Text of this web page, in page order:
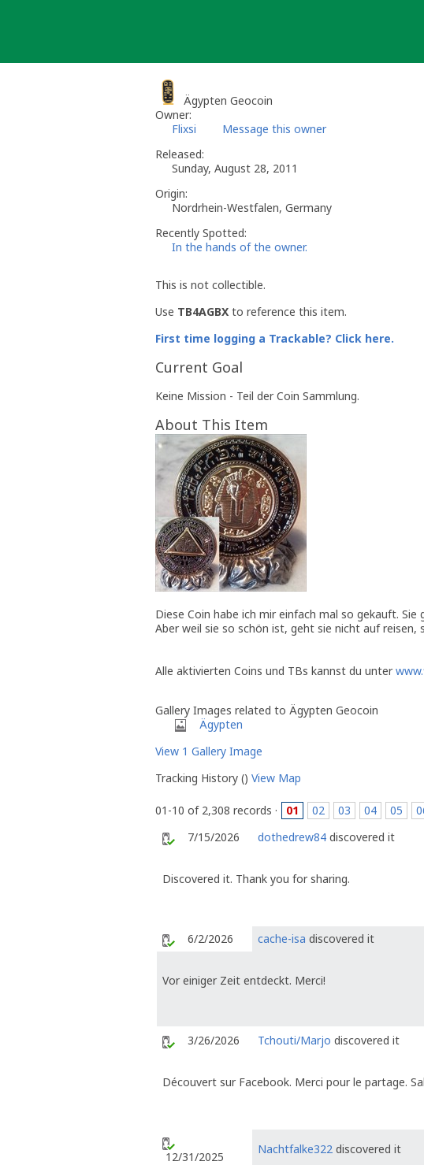
Ägypten Geocoin
Owner:
Flixsi
Message this owner
Released:
Sunday, August 28, 2011
Origin:
Nordrhein-Westfalen, Germany
Recently Spotted:
In the hands of the owner.
This is not collectible.
Use TB4AGBX to reference this item.
First time logging a Trackable? Click here.
Current Goal
Keine Mission - Teil der Coin Sammlung.
About This Item
Diese Coin habe ich mir einfach mal so gekauft.
Aber weil sie so schön ist, geht sie nicht auf
Alle aktivierten Coins und TBs kannst du unter
Gallery Images related to Ägypten Geocoin
Ägypten
View 1 Gallery Image
Tracking History () View Map
01-10 of 2,308 records · 01 02 03 04 05
7/15/2026
dothedrew84 discovered it
Discovered it. Thank you for sharing.
6/2/2026 cache-isa discovered it
Vor einiger Zeit entdeckt. Merci!
3/26/2026 Tchouti/Marjo discovered it
Découvert sur Facebook. Merci pour le partage.
12/31/2025 Nachtfalke322 discovered it